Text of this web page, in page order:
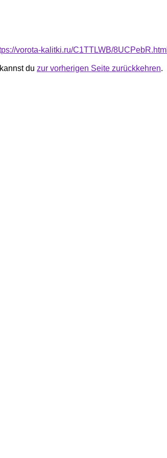
vorota-kalitki.ru/C1TTLWB/8UCPebR.html
du zur vorherigen Seite zurückkehren.